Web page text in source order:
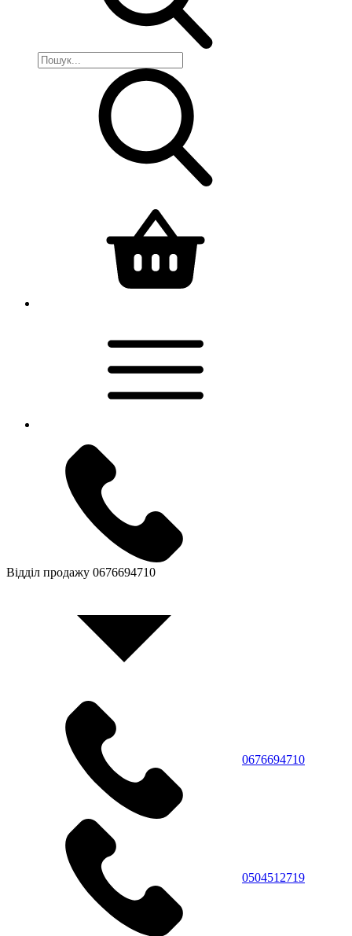
Відділ продажу 0676694710
0676694710
0504512719